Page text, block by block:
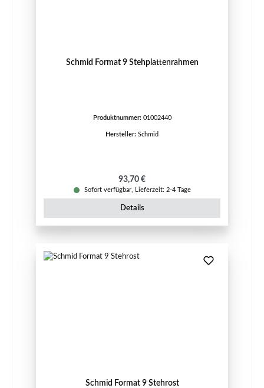
Schmid Format 9 Stehplattenrahmen
Produktnummer: 01002440
Hersteller: Schmid
Regulärer Preis:
93,70 €
Sofort verfügbar, Lieferzeit: 2-4 Tage
Details
Schmid Format 9 Stehrost